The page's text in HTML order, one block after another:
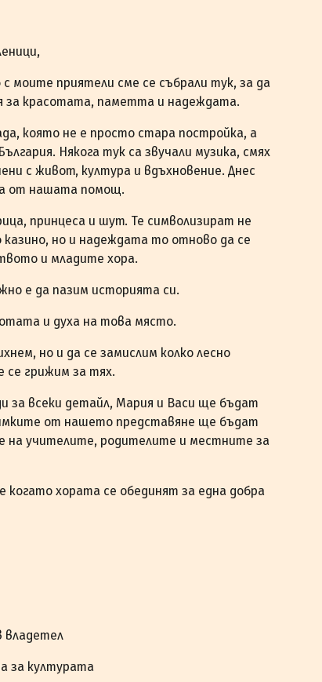
моите приятели сме се събрали тук, за да
за красотата, паметта и надеждата.
която не е просто стара постройка, а
Някога тук са звучали музика, смях
с живот, култура и вдъхновение. Днес
от нашата помощ.
принцеса и шут. Те символизират не
но и надеждата то отново да се
и младите хора.
е да пазим историята си.
и духа на това място.
но и да се замислим колко лесно
се грижим за тях.
за всеки детайл, Мария и Васи ще бъдат
от нашето представяне ще бъдат
на учителите, родителите и местните за
когато хората се обединят за една добра
владетел
за културата